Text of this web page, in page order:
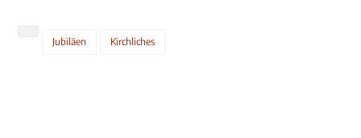
Jubiläen Kirchliches